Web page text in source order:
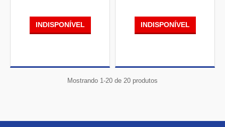
INDISPONÍVEL INDISPONÍVEL
Mostrando 1-20 de 20 produtos